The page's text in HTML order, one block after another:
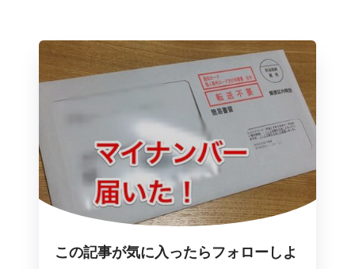
この記事が気に入ったらフォローしよ